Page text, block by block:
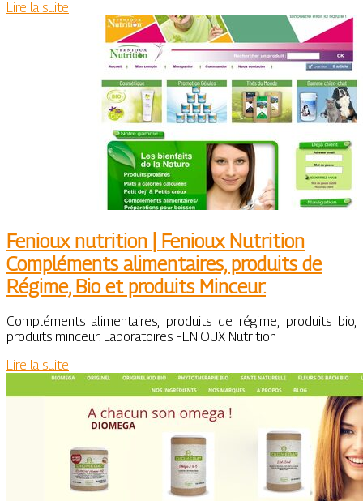
Lire la suite
Fenioux nutrition | Fenioux Nutrition
Compléments alimen­tai­res, produits de
Régime, Bio et produits Minceur.
Compléments alimentaires, produits de régime, produits bio,
produits minceur. Laboratoires FENIOUX Nutrition
Lire la suite